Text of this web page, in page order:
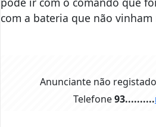
com a bateria que não
Telefone93..........
Anunciante não